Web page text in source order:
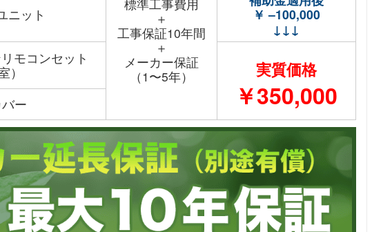
標準工事費用
＋
工事保証10年間
＋
メーカー保証
（1〜5年）
ニット
￥ –100,000
↓↓↓
モコンセット
）
実質価格
￥350,000
ー